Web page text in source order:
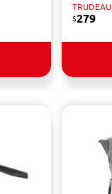
TRUDEAU
$279